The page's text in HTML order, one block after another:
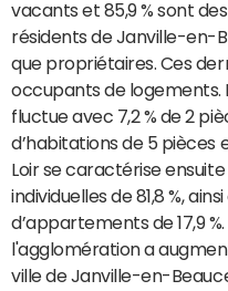
vacants et 85,9 % sont
résidents de Janville-en-
que propriétaires. Ces
occupants de logements.
fluctue avec 7,2 % de 2
d’habitations de 5 pièces
Loir se caractérise
individuelles de 81,8 %,
d’appartements de 17,9
l'agglomération a
ville de Janville-en-